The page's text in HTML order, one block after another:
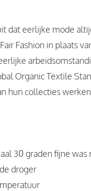
dat eerlijke mode
Fashion in plaats
Organic Textile
hun collecties
30 graden fijne
droger